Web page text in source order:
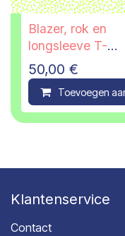
Blazer, rok en
longsleeve T-
shirt, GYMP, 12
jaar
50,00 €
Toevoegen
Klantenservice
Contact